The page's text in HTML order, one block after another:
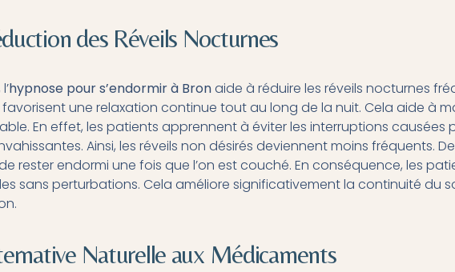
des Réveils Nocturnes
hypnose pour s’endormir à Bronaide à réduire les réveils nocturnes
favorisent une relaxation continue tout au long de la nuit. Cela aide à
En effet, les patients apprennent à éviter les interruptions causées
Ainsi, les réveils non désirés deviennent moins fréquents.
rester endormi une fois que l’on est couché. En conséquence, les
sans perturbations. Cela améliore significativement la continuité du
Naturelle aux Médicaments